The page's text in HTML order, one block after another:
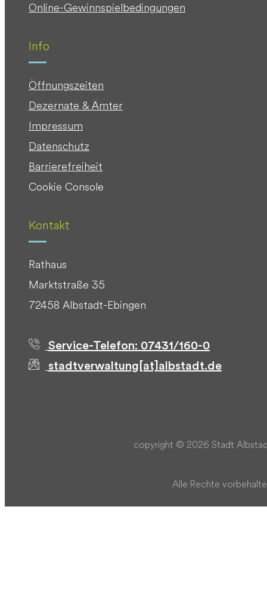
Online-Gewinnspielbedingungen
Info
Öffnungszeiten
Dezernate & Ämter
Impressum
Datenschutz
Barrierefreiheit
Cookie Console
Kontakt
Rathaus
Marktstraße 35
72458 Albstadt-Ebingen
Service-Telefon: 07431/160-0
stadtverwaltung[at]albstadt.de
copyright © 2026 Stadt
Alle Rechte